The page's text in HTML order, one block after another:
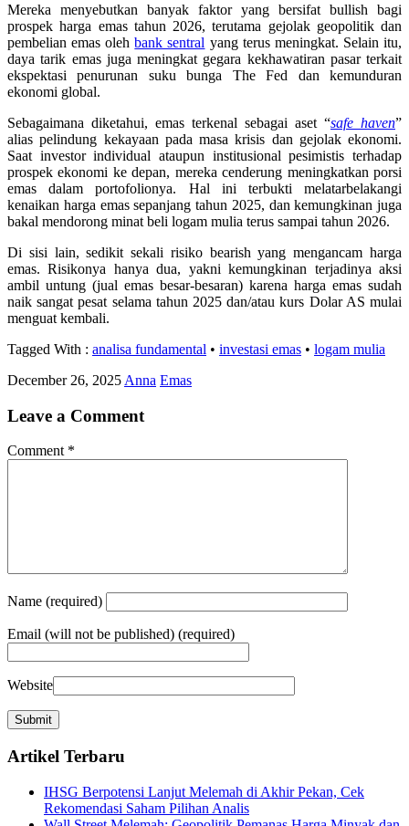
Mereka menyebutkan banyak faktor yang bersifat bullish bagi
prospek harga emas tahun 2026, terutama gejolak geopolitik dan
pembelian emas olehbank sentral yang terus meningkat. Selain itu,
daya tarik emas juga meningkat gegara kekhawatiran pasar terkait
ekspektasi penurunan suku bunga The Fed dan kemunduran
ekonomi global.
Sebagaimana diketahui, emas terkenal sebagai aset “safe haven”
alias pelindung kekayaan pada masa krisis dan gejolak ekonomi.
Saat investor individual ataupun institusional pesimistis terhadap
prospek ekonomi ke depan, mereka cenderung meningkatkan porsi
emas dalam portofolionya. Hal ini terbukti melatarbelakangi
kenaikan harga emas sepanjang tahun 2025, dan kemungkinan juga
bakal mendorong minat beli logam mulia terus sampai tahun 2026.
Di sisi lain, sedikit sekali risiko bearish yang mengancam harga
emas. Risikonya hanya dua, yakni kemungkinan terjadinya aksi
ambil untung (jual emas besar-besaran) karena harga emas sudah
naik sangat pesat selama tahun 2025 dan/atau kurs Dolar AS mulai
menguat kembali.
Tagged With : analisa fundamental • investasi emas • logam mulia
December 26, 2025 Anna Emas
Leave a Comment
Comment *
Name (required)
Email (will not be published) (required)
Website
Artikel Terbaru
IHSG Berpotensi Lanjut Melemah di Akhir Pekan, Cek
Rekomendasi Saham Pilihan Analis